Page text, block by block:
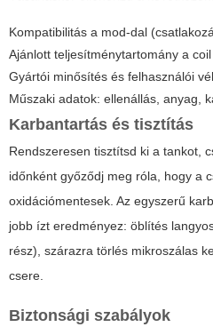
Kompatibilitás a mod-dal
Ajánlott teljesítménytartomány a coil
Gyártói minősítés és felhasználói
Műszaki adatok: ellenállás, anyag,
Karbantartás és tisztítás
Rendszeresen tisztítsd ki a tankot,
időnként győződj meg róla, hogy a
oxidációmentesek. Az egyszerű
jobb ízt eredményez: öblítés
rész), szárazra törlés mikroszálas
csere.
Biztonsági szabályok